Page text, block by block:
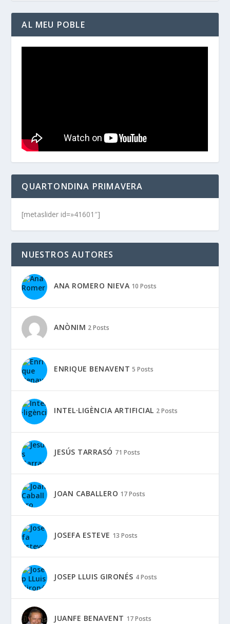
AL MEU POBLE
QUARTONDINA PRIMAVERA
[metaslider id=»41601″]
NUESTROS AUTORES
ANA ROMERO NIEVA 10 Posts
ANÒNIM 2 Posts
ENRIQUE BENAVENT 5 Posts
INTEL·LIGÈNCIA ARTIFICIAL 2 Posts
JESÚS TARRASÓ 71 Posts
JOAN CABALLERO 17 Posts
JOSEFA ESTEVE 13 Posts
JOSEP LLUIS GIRONÉS 4 Posts
JUANFE BENAVENT 17 Posts